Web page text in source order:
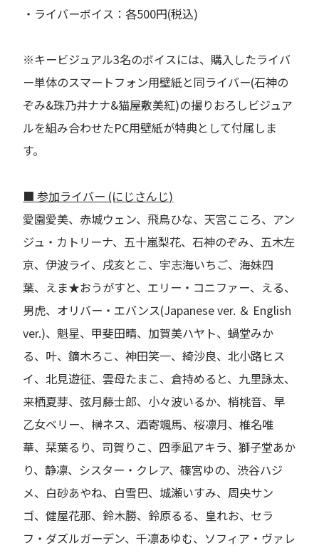
・ライバーボイス：各500円(税込)
※キービジュアル3名のボイスには、購入したライバ
ー単体のスマートフォン用壁紙と同ライバー(石神の
ぞみ&珠乃井ナナ&猫屋敷美紅)の撮りおろしビジュア
ルを組み合わせたPC用壁紙が特典として付属しま
す。
■ 参加ライバー (にじさんじ)
愛園愛美、赤城ウェン、飛鳥ひな、天宮こころ、アン
ジュ・カトリーナ、五十嵐梨花、石神のぞみ、五木左
京、伊波ライ、戌亥とこ、宇志海いちご、海妹四
葉、えま★おうがすと、エリー・コニファー、える、
男虎、オリバー・エバンス(Japanese ver. ＆ English
ver.)、魁星、甲斐田晴、加賀美ハヤト、蝸堂みか
る、叶、鏑木ろこ、神田笑一、綺沙良、北小路ヒス
イ、北見遊征、雲母たまこ、倉持めると、九里詠太、
来栖夏芽、弦月藤士郎、小々波いるか、梢桃音、早
乙女ベリー、榊ネス、酒寄颯馬、桜凛月、椎名唯
華、栞葉るり、司賀りこ、四季凪アキラ、獅子堂あか
り、静凛、シスター・クレア、篠宮ゆの、渋谷ハジ
メ、白砂あやね、白雪巴、城瀬いすみ、周央サン
ゴ、健屋花那、鈴木勝、鈴原るる、皇れお、セラ
フ・ダズルガーデン、千凛あゆむ、ソフィア・ヴァレ